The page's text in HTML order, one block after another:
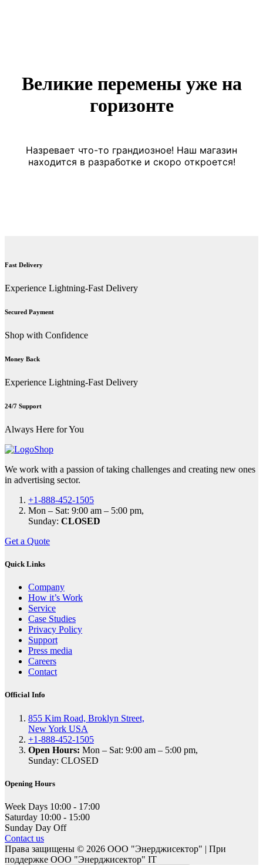
Великие перемены уже на
горизонте
Назревает что-то грандиозное! Наш магазин
находится в разработке и скоро откроется!
Fast Delivery
Experience Lightning-Fast Delivery
Secured Payment
Shop with Confidence
Money Back
Experience Lightning-Fast Delivery
24/7 Support
Always Here for You
We work with a passion of taking challenges and creating new ones
in advertising sector.
+1-888-452-1505
Mon – Sat: 9:00 am – 5:00 pm,
Sunday: CLOSED
Get a Quote
Quick Links
Company
How it’s Work
Service
Case Studies
Privacy Policy
Support
Press media
Careers
Contact
Official Info
855 Kim Road, Broklyn Street,
New York USA
+1-888-452-1505
Open Hours: Mon – Sat: 9:00 am – 5:00 pm,
Sunday: CLOSED
Opening Hours
Week Days 10:00 - 17:00
Saturday 10:00 - 15:00
Sunday Day Off
Contact us
Права защищены © 2026 ООО "Энерджисектор" | При
поддержке ООО "Энерджисектор" IT